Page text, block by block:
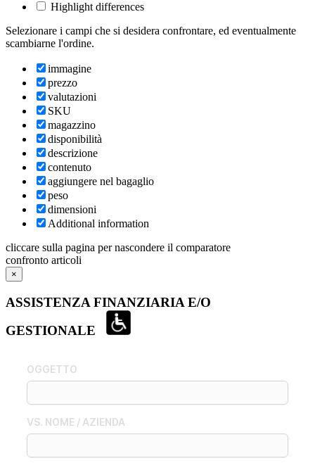
Highlight differences
Selezionare i campi che si desidera confrontare, ed eventualmente
scambiarne l'ordine.
immagine
prezzo
valutazioni
SKU
magazzino
disponibilità
descrizione
contenuto
aggiungere nel bagaglio
peso
dimensioni
Additional information
cliccare sulla pagina per nascondere il comparatore
confronto articoli
×
ASSISTENZA FINANZIARIA E/O
GESTIONALE